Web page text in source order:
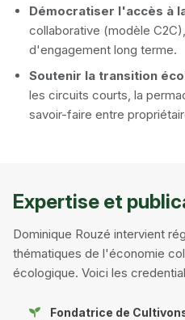
Démocratiser l'accès à
collaborative (modèle
d'engagement long terme.
Soutenir la transition
les circuits courts, la
savoir-faire entre
Expertise et
Dominique Rouzé intervient
thématiques de l'économie
écologique. Voici les
Fondatrice de